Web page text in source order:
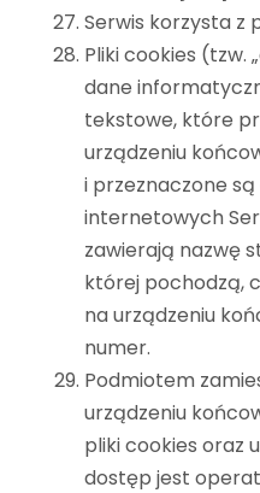
Serwis korzysta z
Pliki cookies (tzw.
dane
tekstowe, które
urządzeniu
i przeznaczone
internetowych
zawierają nazwę
której pochodzą,
na urządzeniu
numer.
Podmiotem
urządzeniu
pliki cookies oraz
dostęp jest